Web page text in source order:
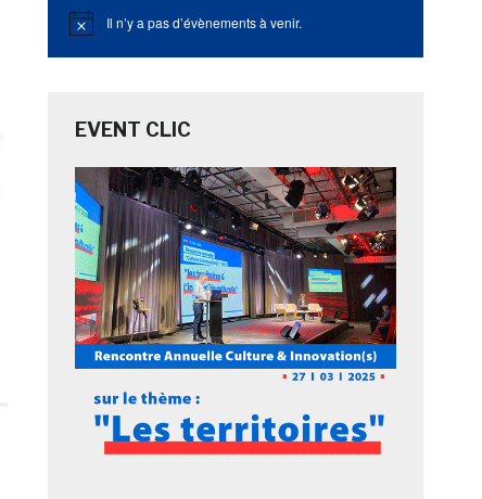
Notice Il n’y a pas d’évènements à venir.
EVENT CLIC